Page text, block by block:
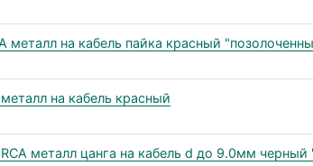
металл на кабель пайка красный
на кабель красный
металл цанга на кабель d до 9.0мм